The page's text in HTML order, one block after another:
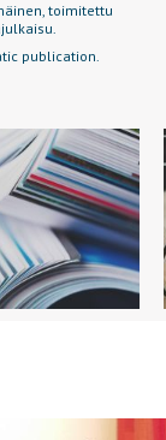
toimitettu
publication.